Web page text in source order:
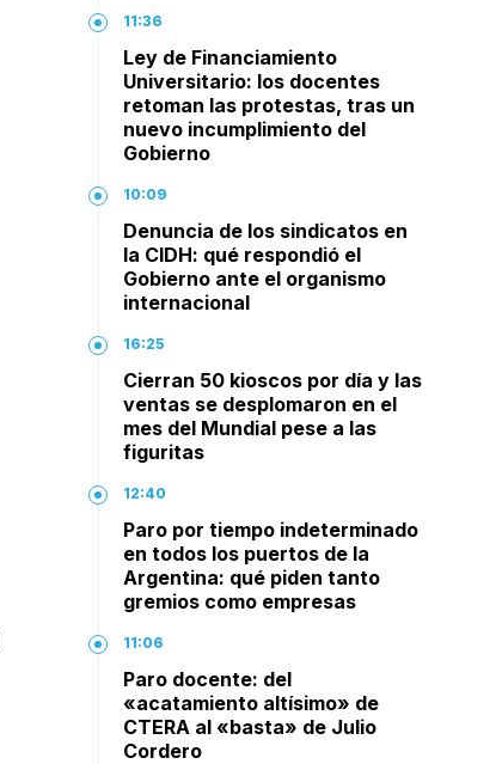
11:36
Ley de Financiamiento
Universitario: los docentes
retoman las protestas, tras un
nuevo incumplimiento del
Gobierno
10:09
Denuncia de los sindicatos en
la CIDH: qué respondió el
Gobierno ante el organismo
internacional
16:25
Cierran 50 kioscos por día y las
ventas se desplomaron en el
mes del Mundial pese a las
figuritas
12:40
Paro por tiempo indeterminado
en todos los puertos de la
Argentina: qué piden tanto
gremios como empresas
11:06
Paro docente: del
«acatamiento altísimo» de
CTERA al «basta» de Julio
Cordero